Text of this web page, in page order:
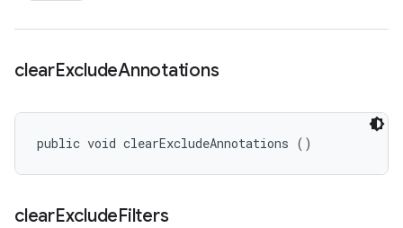
clearExcludeAnnotations
public void clearExcludeAnnotations ()
clearExcludeFilters